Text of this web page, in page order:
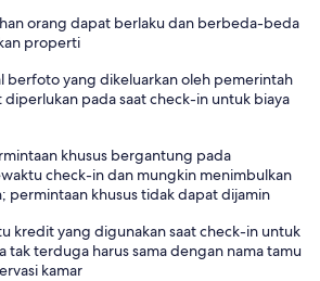
orang dapat berlaku dan berbeda-beda
properti
berfoto yang dikeluarkan oleh pemerintah
pada saat check-in untuk biaya
khusus bergantung pada
check-in dan mungkin menimbulkan
permintaan khusus tidak dapat dijamin
kredit yang digunakan saat check-in untuk
tak terduga harus sama dengan nama tamu
kamar